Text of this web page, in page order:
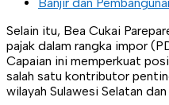
Selain itu, Bea Cukai
pajak dalam rangka impor
Capaian ini memperkuat
salah satu kontributor
wilayah Sulawesi Selatan dan